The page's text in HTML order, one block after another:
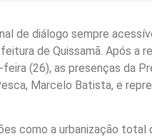
de diálogo sempre
de Quissamã. Após a
(26), as presenças da
Marcelo Batista, e
como a urbanização total